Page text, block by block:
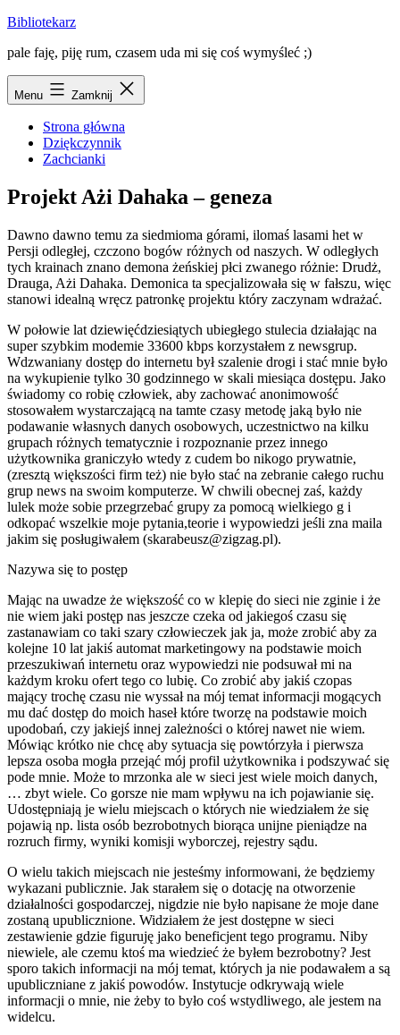
Przejdź
treści
Bibliotekarz
pale faję, piję rum, czasem uda mi się coś wymyśleć ;)
Menu Zamknij
Strona główna
Dziękczynnik
Zachcianki
Projekt Ażi Dahaka – geneza
Dawno dawno temu za siedmioma górami, ilomaś lasami het w
Persji odległej, czczono bogów różnych od naszych. W odległych
tych krainach znano demona żeńskiej płci zwanego różnie: Drudż,
Drauga, Ażi Dahaka. Demonica ta specjalizowała się w fałszu, więc
stanowi idealną wręcz patronkę projektu który zaczynam wdrażać.
W połowie lat dziewięćdziesiątych ubiegłego stulecia działając na
super szybkim modemie 33600 kbps korzystałem z newsgrup.
Wdzwaniany dostęp do internetu był szalenie drogi i stać mnie było
na wykupienie tylko 30 godzinnego w skali miesiąca dostępu. Jako
świadomy co robię człowiek, aby zachować anonimowość
stosowałem wystarczającą na tamte czasy metodę jaką było nie
podawanie własnych danych osobowych, uczestnictwo na kilku
grupach różnych tematycznie i rozpoznanie przez innego
użytkownika graniczyło wtedy z cudem bo nikogo prywatnie,
(zresztą większości firm też) nie było stać na zebranie całego ruchu
grup news na swoim komputerze. W chwili obecnej zaś, każdy
lulek może sobie przegrzebać grupy za pomocą wielkiego g i
odkopać wszelkie moje pytania,teorie i wypowiedzi jeśli zna maila
jakim się posługiwałem (skarabeusz@zigzag.pl).
Nazywa się to postęp
Mając na uwadze że większość co w klepię do sieci nie zginie i że
nie wiem jaki postęp nas jeszcze czeka od jakiegoś czasu się
zastanawiam co taki szary człowieczek jak ja, może zrobić aby za
kolejne 10 lat jakiś automat marketingowy na podstawie moich
przeszukiwań internetu oraz wypowiedzi nie podsuwał mi na
każdym kroku ofert tego co lubię. Co zrobić aby jakiś czopas
mający trochę czasu nie wyssał na mój temat informacji mogących
mu dać dostęp do moich haseł które tworzę na podstawie moich
upodobań, czy jakiejś innej zależności o której nawet nie wiem.
Mówiąc krótko nie chcę aby sytuacja się powtórzyła i pierwsza
lepsza osoba mogła przejąć mój profil użytkownika i podszywać się
pode mnie. Może to mrzonka ale w sieci jest wiele moich danych,
… zbyt wiele. Co gorsze nie mam wpływu na ich pojawianie się.
Udostępniają je wielu miejscach o których nie wiedziałem że się
pojawią np. lista osób bezrobotnych biorąca unijne pieniądze na
rozruch firmy, wyniki komisji wyborczej, rejestry sądu.
O wielu takich miejscach nie jesteśmy informowani, że będziemy
wykazani publicznie. Jak starałem się o dotację na otworzenie
działalności gospodarczej, nigdzie nie było napisane że moje dane
zostaną upublicznione. Widziałem że jest dostępne w sieci
zestawienie gdzie figuruję jako beneficjent tego programu. Niby
niewiele, ale czemu ktoś ma wiedzieć że byłem bezrobotny? Jest
sporo takich informacji na mój temat, których ja nie podawałem a są
upubliczniane z jakiś powodów. Instytucje odkrywają wiele
informacji o mnie, nie żeby to było coś wstydliwego, ale jestem na
widelcu.